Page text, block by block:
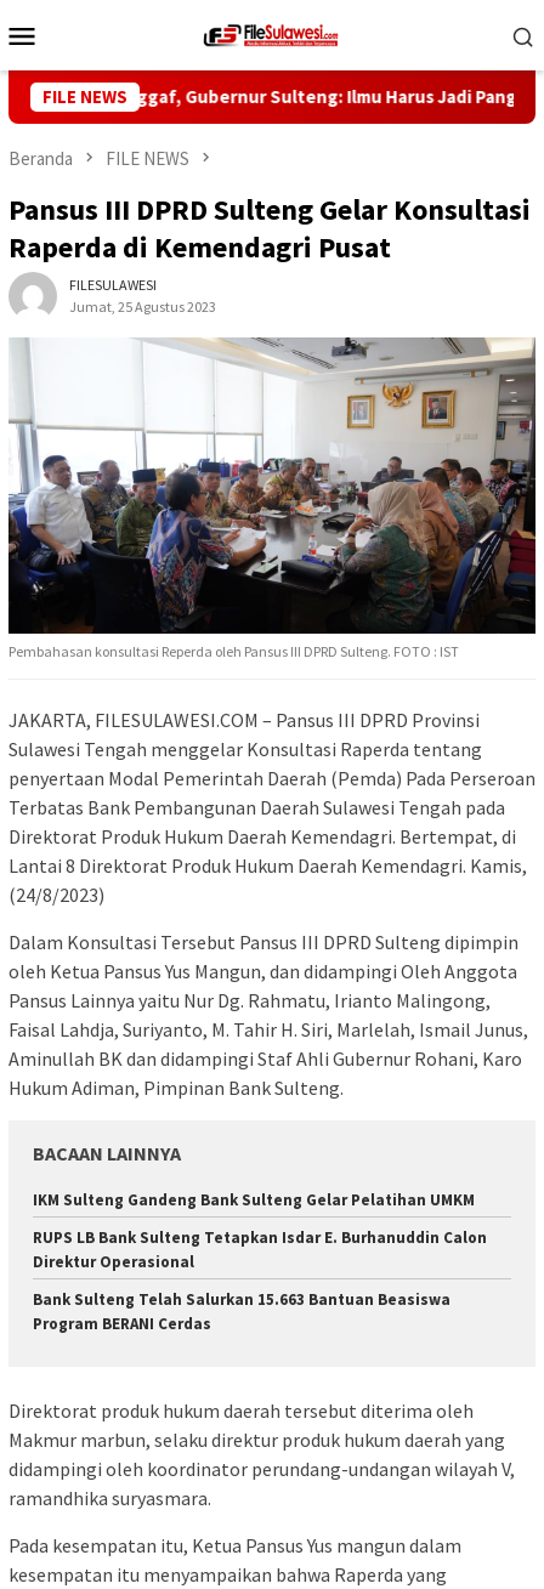
ke
Mobile
FILE NEWS
Habib Saggaf, Gubernur Sulteng: Ilmu Harus Jadi Panglima
Beranda FILE NEWS
Pansus III DPRD Sulteng Gelar Konsultasi
Raperda di Kemendagri Pusat
FILESULAWESI
Jumat, 25 Agustus 2023
Pembahasan konsultasi Reperda oleh Pansus III DPRD Sulteng. FOTO : IST
JAKARTA, FILESULAWESI.COM – Pansus III DPRD Provinsi
Sulawesi Tengah menggelar Konsultasi Raperda tentang
penyertaan Modal Pemerintah Daerah (Pemda) Pada Perseroan
Terbatas Bank Pembangunan Daerah Sulawesi Tengah pada
Direktorat Produk Hukum Daerah Kemendagri. Bertempat, di
Lantai 8 Direktorat Produk Hukum Daerah Kemendagri. Kamis,
(24/8/2023)
Dalam Konsultasi Tersebut Pansus III DPRD Sulteng dipimpin
oleh Ketua Pansus Yus Mangun, dan didampingi Oleh Anggota
Pansus Lainnya yaitu Nur Dg. Rahmatu, Irianto Malingong,
Faisal Lahdja, Suriyanto, M. Tahir H. Siri, Marlelah, Ismail Junus,
Aminullah BK dan didampingi Staf Ahli Gubernur Rohani, Karo
Hukum Adiman, Pimpinan Bank Sulteng.
BACAAN LAINNYA
IKM Sulteng Gandeng Bank Sulteng Gelar Pelatihan UMKM
RUPS LB Bank Sulteng Tetapkan Isdar E. Burhanuddin Calon
Direktur Operasional
Bank Sulteng Telah Salurkan 15.663 Bantuan Beasiswa
Program BERANI Cerdas
Direktorat produk hukum daerah tersebut diterima oleh
Makmur marbun, selaku direktur produk hukum daerah yang
didampingi oleh koordinator perundang-undangan wilayah V,
ramandhika suryasmara.
Pada kesempatan itu, Ketua Pansus Yus mangun dalam
kesempatan itu menyampaikan bahwa Raperda yang